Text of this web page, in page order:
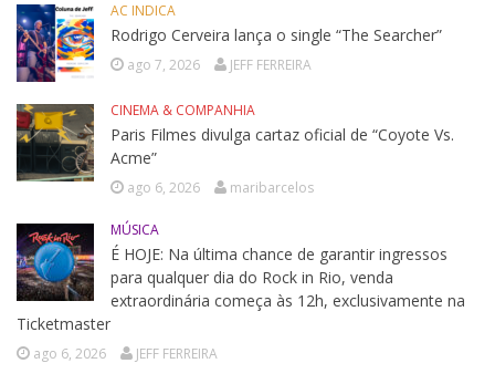
AC INDICA
Rodrigo Cerveira lança o single “The Searcher”
ago 7, 2026 JEFF FERREIRA
CINEMA & COMPANHIA
Paris Filmes divulga cartaz oficial de “Coyote Vs.
Acme”
ago 6, 2026 maribarcelos
MÚSICA
É HOJE: Na última chance de garantir ingressos
para qualquer dia do Rock in Rio, venda
extraordinária começa às 12h, exclusivamente na
Ticketmaster
ago 6, 2026 JEFF FERREIRA